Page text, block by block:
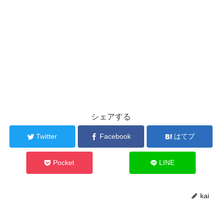
シェアする
Twitter Facebook はてブ
Pocket LINE
kai